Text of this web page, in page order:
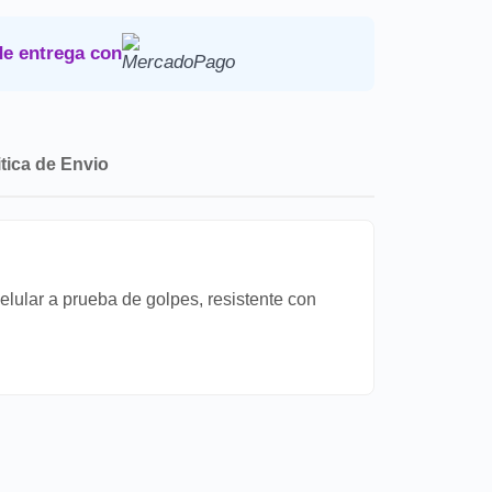
entrega con
de Envio
a prueba de golpes, resistente con